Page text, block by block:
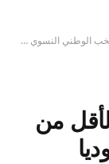
النسوي لأقل من 20 سنة يهزم إتحاد طنجة وديا
من